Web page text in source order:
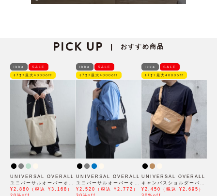
PICK UP | おすすめ商品
ikka SALE
ﾓｱｵﾌ最大4000off
UNIVERSAL OVERALL
ユニバーサルオーバーオー
ル キャンバスダブルフェ
¥2,880（税込 ¥3,168）
ikka SALE
ﾓｱｵﾌ最大4000off
UNIVERSAL OVERALL
ユニバーサルオーバーオー
ル キャンバスダブルフェ
¥2,520（税込 ¥2,772）
ikka SALE
ﾓｱｵﾌ最大4000off
UNIVERSAL OVERALL
キャンバスショルダーバッ
グ
¥2,450（税込 ¥2,695）